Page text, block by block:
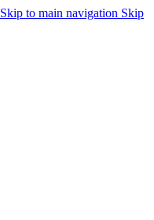
Skip to main navigation Skip